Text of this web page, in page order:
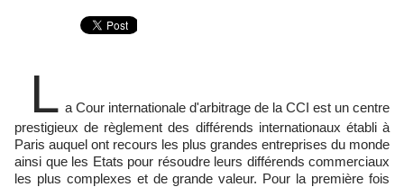
L a Cour internationale d'arbitrage de la CCI est un centre
prestigieux de règlement des différends internationaux établi à
Paris auquel ont recours les plus grandes entreprises du monde
ainsi que les Etats pour résoudre leurs différends commerciaux
les plus complexes et de grande valeur. Pour la première fois